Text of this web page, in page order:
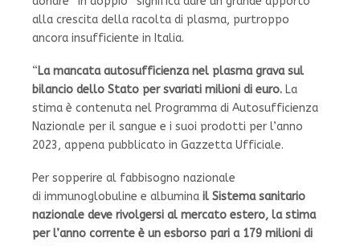
alla crescita della racolta di plasma, purtroppo
ancora insufficiente in Italia.
“La mancata autosufficienza nel plasma grava sul
bilancio dello Stato per svariati milioni di euro. La
stima è contenuta nel Programma di Autosufficienza
Nazionale per il sangue e i suoi prodotti per l’anno
2023, appena pubblicato in Gazzetta Ufficiale.
Per sopperire al fabbisogno nazionale
di immunoglobuline e albumina il Sistema sanitario
nazionale deve rivolgersi al mercato estero, la stima
per l’anno corrente è un esborso pari a 179 milioni di